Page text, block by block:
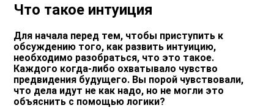
Что такое интуиция
Для начала перед тем, чтобы приступить к
обсуждению того, как развить интуицию,
необходимо разобраться, что это такое.
Каждого когда-либо охватывало чувство
предвидения будущего. Вы порой чувствовали,
что дела идут не как надо, но не могли это
объяснить с помощью логики?